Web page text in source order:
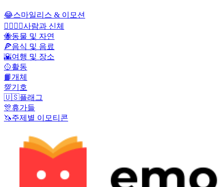
😂스마일리스 & 이모션
👩‍❤️‍💋‍👨사람과 신체
🐝동물 및 자연
🍕음식 및 음료
🌇여행 및 장소
🥎활동
📙개체
💯기호
🇺🇸플래그
🎊휴가들
🦄주제별 이모티콘